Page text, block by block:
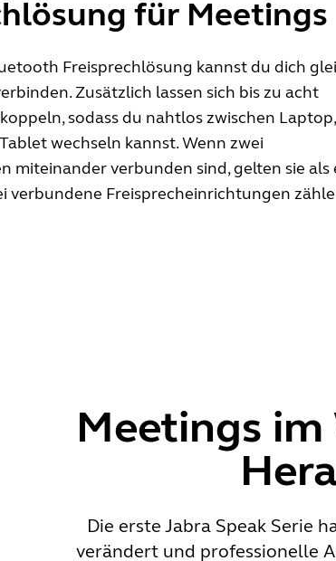
für Meetings
Freisprechlösung kannst du dich
Zusätzlich lassen sich bis zu acht
sodass du nahtlos zwischen Laptop,
wechseln kannst. Wenn zwei
miteinander verbunden sind, gelten sie als
verbundene Freisprecheinrichtungen
Meetings
Die erste Jabra Speak Serie
verändert und professionelle